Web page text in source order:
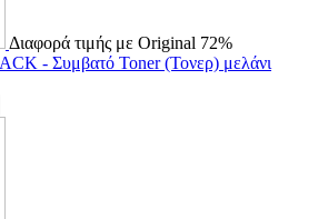
Διαφορά τιμής με Original 72%
- Συμβατό Toner (Τονερ) μελάνι